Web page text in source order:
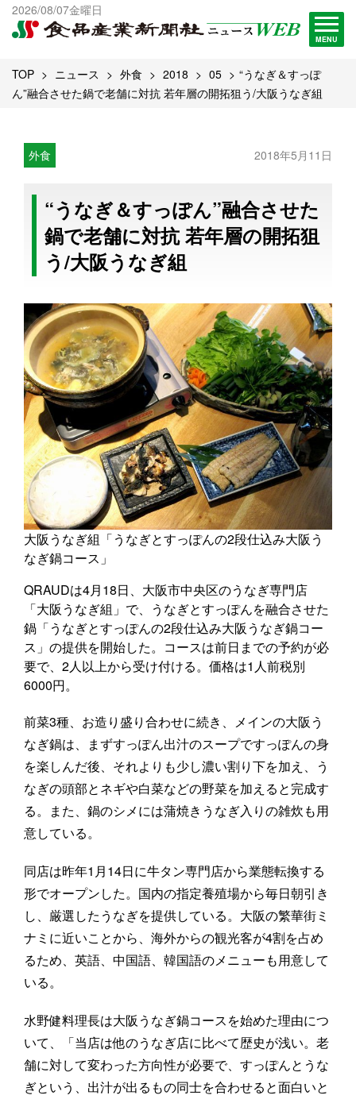
2026/08/07金曜日
MENU
出版物一覧へ
試読・購読申し込み
TOP ニュース 外食 2018 05
“うなぎ＆すっぽ
ん”融合させた鍋で老舗に対抗 若年層の開拓狙う/大阪うなぎ組
外食 2018年5月11日
“うなぎ＆すっぽん”融合させた
鍋で老舗に対抗 若年層の開拓狙
う/大阪うなぎ組
大阪うなぎ組「うなぎとすっぽんの2段仕込み大阪う
なぎ鍋コース」
QRAUDは4月18日、大阪市中央区のうなぎ専門店
「大阪うなぎ組」で、うなぎとすっぽんを融合させた
鍋「うなぎとすっぽんの2段仕込み大阪うなぎ鍋コー
ス」の提供を開始した。コースは前日までの予約が必
要で、2人以上から受け付ける。価格は1人前税別
6000円。
前菜3種、お造り盛り合わせに続き、メインの大阪う
なぎ鍋は、まずすっぽん出汁のスープですっぽんの身
を楽しんだ後、それよりも少し濃い割り下を加え、う
なぎの頭部とネギや白菜などの野菜を加えると完成す
る。また、鍋のシメには蒲焼きうなぎ入りの雑炊も用
意している。
同店は昨年1月14日に牛タン専門店から業態転換する
形でオープンした。国内の指定養殖場から毎日朝引き
し、厳選したうなぎを提供している。大阪の繁華街ミ
ナミに近いことから、海外からの観光客が4割を占め
るため、英語、中国語、韓国語のメニューも用意して
いる。
水野健料理長は大阪うなぎ鍋コースを始めた理由につ
いて、「当店は他のうなぎ店に比べて歴史が浅い。老
舗に対して変わった方向性が必要で、すっぽんとうな
ぎという、出汁が出るもの同士を合わせると面白いと